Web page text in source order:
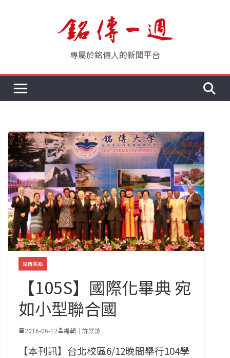
專屬於銘傳人的新聞平台
銘傳焦點
【105S】國際化畢典 宛
如小型聯合國
2016-06-12 編輯｜許棠詠
【本刊訊】台北校區6/12晚間舉行104學